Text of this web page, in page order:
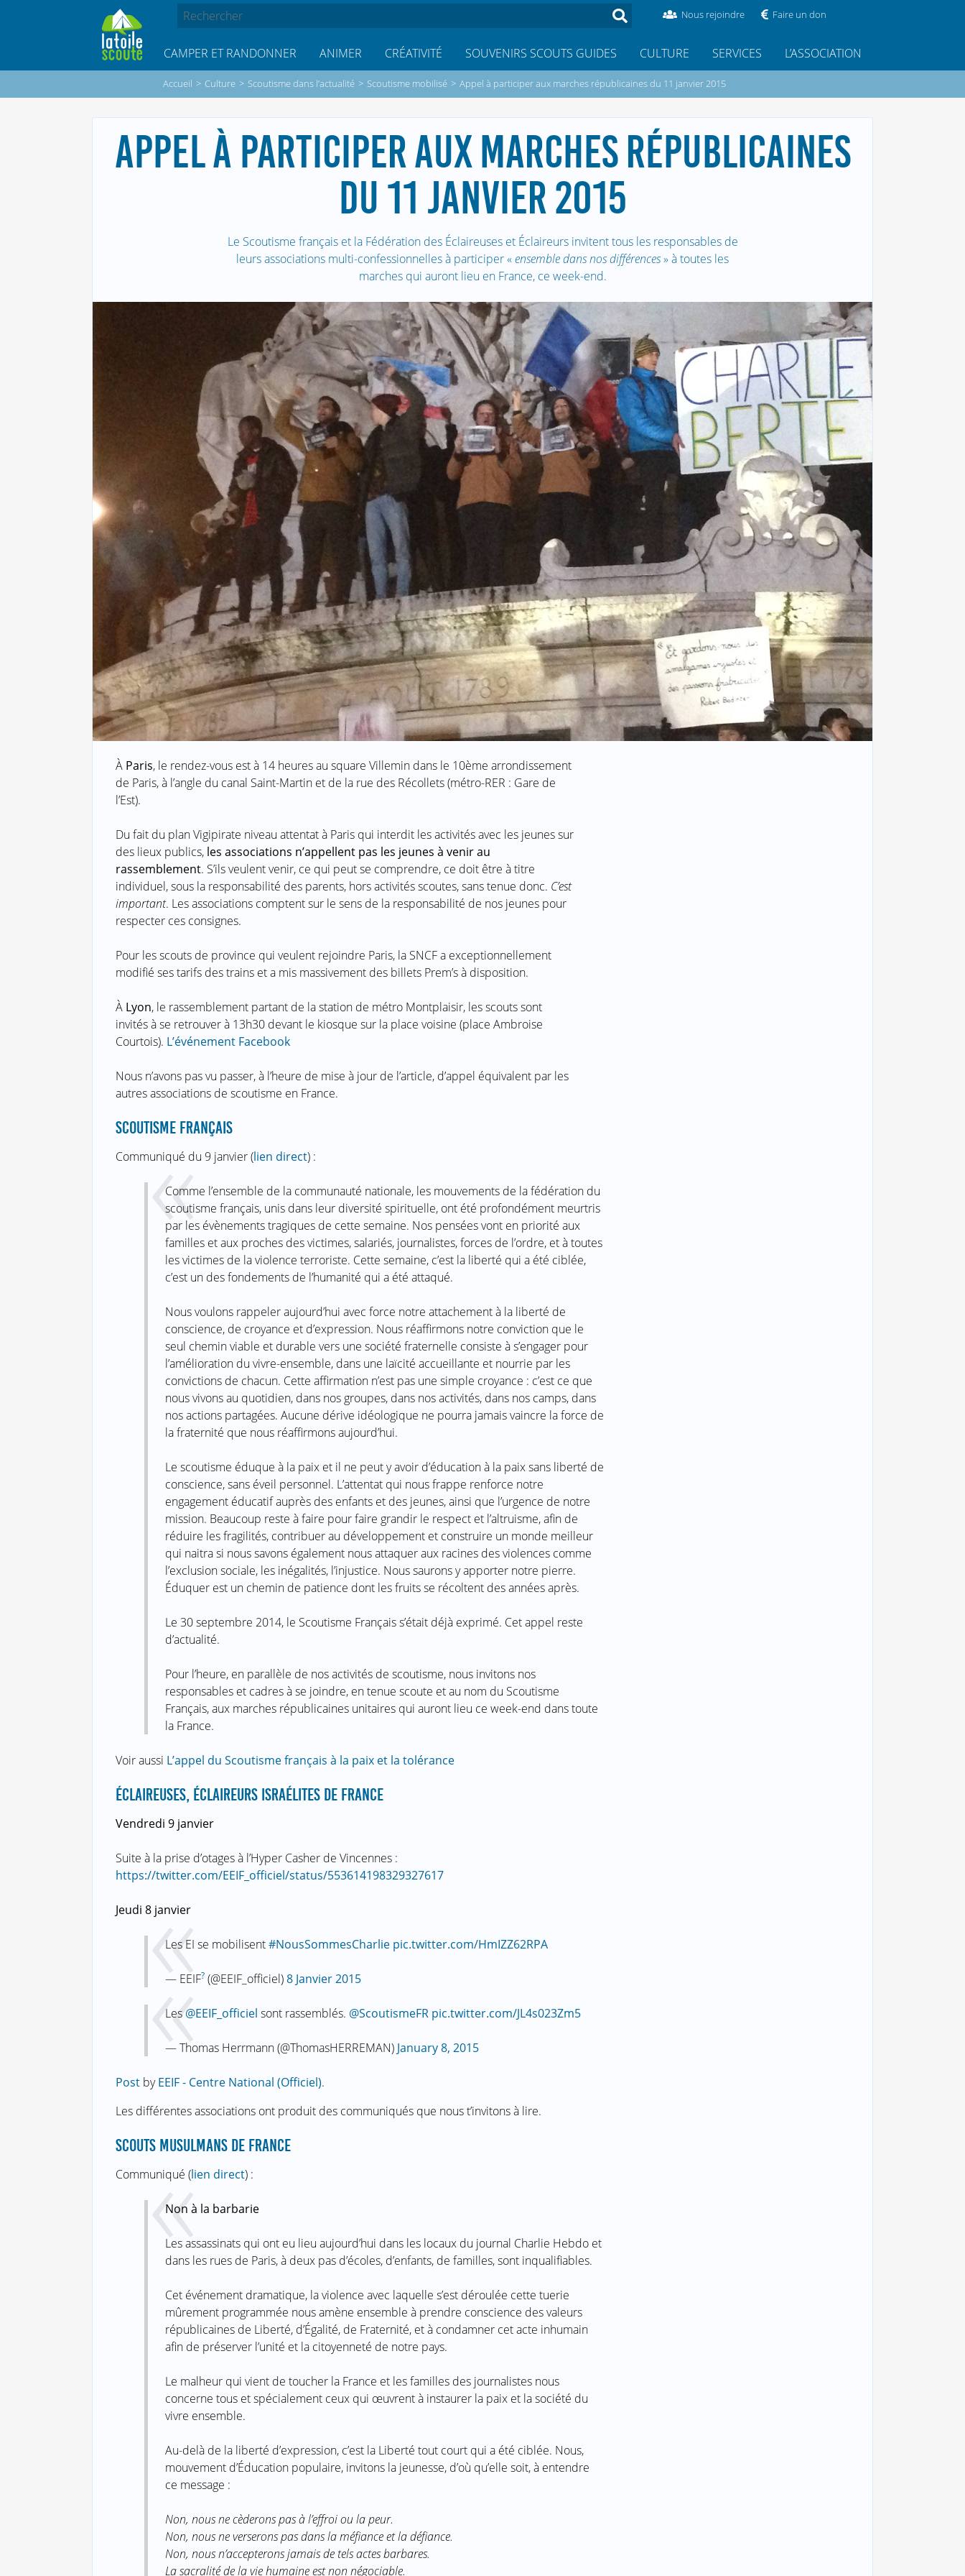
Nous rejoindre Faire un don
CAMPER ET RANDONNER ANIMER CRÉATIVITÉ SOUVENIRS SCOUTS GUIDES CULTURE SERVICES L’ASSOCIATION
Accueil > Culture > Scoutisme dans l’actualité > Scoutisme mobilisé > Appel à participer aux marches républicaines du 11 janvier 2015
APPEL À PARTICIPER AUX MARCHES RÉPUBLICAINES
DU 11 JANVIER 2015
Le Scoutisme français et la Fédération des Éclaireuses et Éclaireurs invitent tous les responsables de
leurs associations multi-confessionnelles à participer «ensemble dans nos différences» à toutes les
marches qui auront lieu en France, ce week-end.
À Paris, le rendez-vous est à 14 heures au square Villemin dans le 10ème arrondissement
de Paris, à l’angle du canal Saint-Martin et de la rue des Récollets (métro-RER : Gare de
l’Est).
Du fait du plan Vigipirate niveau attentat à Paris qui interdit les activités avec les jeunes sur
des lieux publics, les associations n’appellent pas les jeunes à venir au
rassemblement. S’ils veulent venir, ce qui peut se comprendre, ce doit être à titre
individuel, sous la responsabilité des parents, hors activités scoutes, sans tenue donc. C’est
important. Les associations comptent sur le sens de la responsabilité de nos jeunes pour
respecter ces consignes.
Pour les scouts de province qui veulent rejoindre Paris, la SNCF a exceptionnellement
modifié ses tarifs des trains et a mis massivement des billets Prem’s à disposition.
À Lyon, le rassemblement partant de la station de métro Montplaisir, les scouts sont
invités à se retrouver à 13h30 devant le kiosque sur la place voisine (place Ambroise
Courtois). L’événement Facebook
Nous n’avons pas vu passer, à l’heure de mise à jour de l’article, d’appel équivalent par les
autres associations de scoutisme en France.
SCOUTISME FRANÇAIS
Communiqué du 9 janvier (lien direct) :
Comme l’ensemble de la communauté nationale, les mouvements de la fédération du
scoutisme français, unis dans leur diversité spirituelle, ont été profondément meurtris
par les évènements tragiques de cette semaine. Nos pensées vont en priorité aux
familles et aux proches des victimes, salariés, journalistes, forces de l’ordre, et à toutes
les victimes de la violence terroriste. Cette semaine, c’est la liberté qui a été ciblée,
c’est un des fondements de l’humanité qui a été attaqué.
Nous voulons rappeler aujourd’hui avec force notre attachement à la liberté de
conscience, de croyance et d’expression. Nous réaffirmons notre conviction que le
seul chemin viable et durable vers une société fraternelle consiste à s’engager pour
l’amélioration du vivre-ensemble, dans une laïcité accueillante et nourrie par les
convictions de chacun. Cette affirmation n’est pas une simple croyance : c’est ce que
nous vivons au quotidien, dans nos groupes, dans nos activités, dans nos camps, dans
nos actions partagées. Aucune dérive idéologique ne pourra jamais vaincre la force de
la fraternité que nous réaffirmons aujourd’hui.
Le scoutisme éduque à la paix et il ne peut y avoir d’éducation à la paix sans liberté de
conscience, sans éveil personnel. L’attentat qui nous frappe renforce notre
engagement éducatif auprès des enfants et des jeunes, ainsi que l’urgence de notre
mission. Beaucoup reste à faire pour faire grandir le respect et l’altruisme, afin de
réduire les fragilités, contribuer au développement et construire un monde meilleur
qui naitra si nous savons également nous attaquer aux racines des violences comme
l’exclusion sociale, les inégalités, l’injustice. Nous saurons y apporter notre pierre.
Éduquer est un chemin de patience dont les fruits se récoltent des années après.
Le 30 septembre 2014, le Scoutisme Français s’était déjà exprimé. Cet appel reste
d’actualité.
Pour l’heure, en parallèle de nos activités de scoutisme, nous invitons nos
responsables et cadres à se joindre, en tenue scoute et au nom du Scoutisme
Français, aux marches républicaines unitaires qui auront lieu ce week-end dans toute
la France.
Voir aussi L’appel du Scoutisme français à la paix et la tolérance
ÉCLAIREUSES, ÉCLAIREURS ISRAÉLITES DE FRANCE
Vendredi 9 janvier
Suite à la prise d’otages à l’Hyper Casher de Vincennes :
https://twitter.com/EEIF_officiel/status/553614198329327617
Jeudi 8 janvier
Les EI se mobilisent#NousSommesCharlie pic.twitter.com/HmIZZ62RPA
— EEIF?(@EEIF_officiel)8 Janvier 2015
Les @EEIF_officiel sont rassemblés. @ScoutismeFR pic.twitter.com/JL4s023Zm5
— Thomas Herrmann (@ThomasHERREMAN) January 8, 2015
PostbyEEIF - Centre National (Officiel).
Les différentes associations ont produit des communiqués que nous t’invitons à lire.
SCOUTS MUSULMANS DE FRANCE
Communiqué (lien direct) :
Non à la barbarie
Les assassinats qui ont eu lieu aujourd’hui dans les locaux du journal Charlie Hebdo et
dans les rues de Paris, à deux pas d’écoles, d’enfants, de familles, sont inqualifiables.
Cet événement dramatique, la violence avec laquelle s’est déroulée cette tuerie
mûrement programmée nous amène ensemble à prendre conscience des valeurs
républicaines de Liberté, d’Égalité, de Fraternité, et à condamner cet acte inhumain
afin de préserver l’unité et la citoyenneté de notre pays.
Le malheur qui vient de toucher la France et les familles des journalistes nous
concerne tous et spécialement ceux qui œuvrent à instaurer la paix et la société du
vivre ensemble.
Au-delà de la liberté d’expression, c’est la Liberté tout court qui a été ciblée. Nous,
mouvement d’Éducation populaire, invitons la jeunesse, d’où qu’elle soit, à entendre
ce message :
Non, nous ne cèderons pas à l’effroi ou la peur.
Non, nous ne verserons pas dans la méfiance et la défiance.
Non, nous n’accepterons jamais de tels actes barbares.
La sacralité de la vie humaine est non négociable.